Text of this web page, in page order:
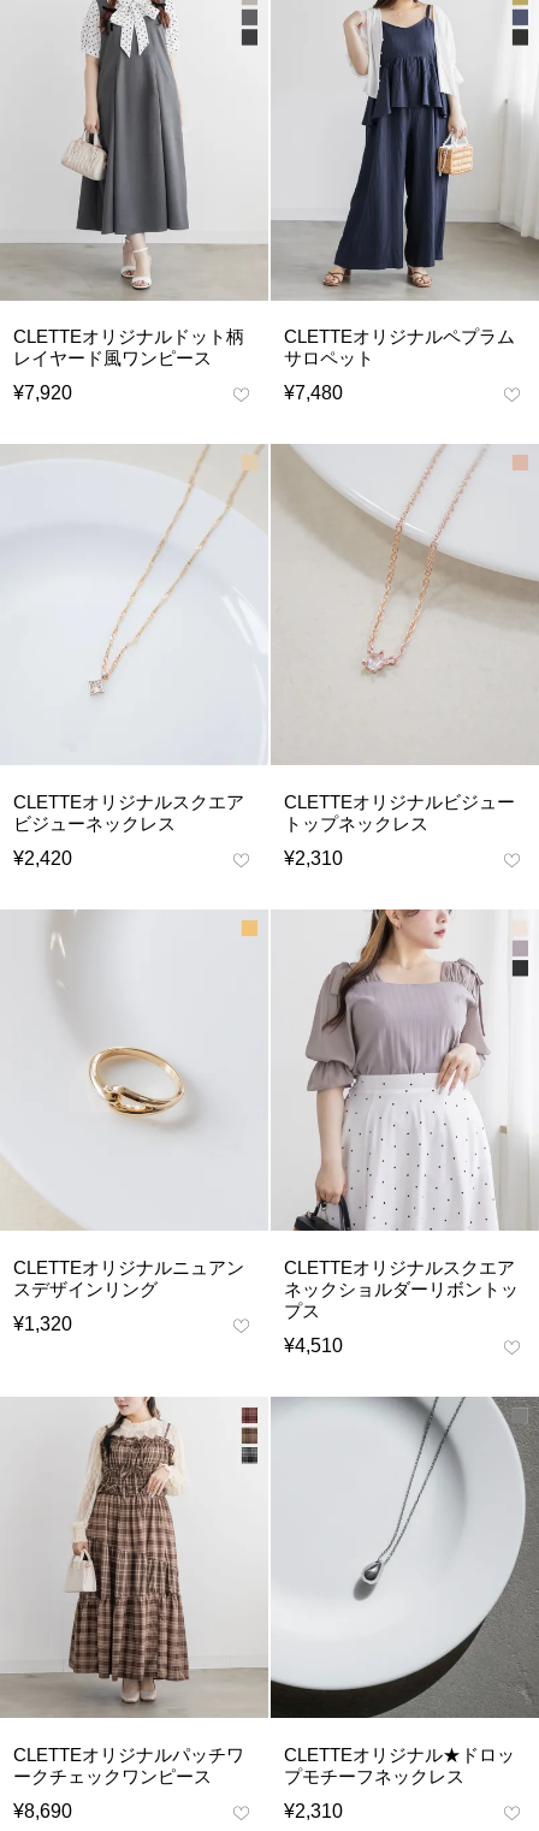
CLETTEオリジナルドット柄
レイヤード風ワンピース
¥7,920
CLETTEオリジナルペプラム
サロペット
¥7,480
CLETTEオリジナルスクエア
ビジューネックレス
¥2,420
CLETTEオリジナルビジュー
トップネックレス
¥2,310
CLETTEオリジナルニュアン
スデザインリング
¥1,320
CLETTEオリジナルスクエア
ネックショルダーリボントッ
プス
¥4,510
CLETTEオリジナルパッチワ
ークチェックワンピース
¥8,690
CLETTEオリジナル★ドロッ
プモチーフネックレス
¥2,310